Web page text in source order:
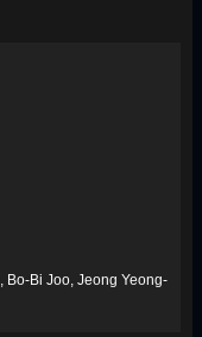
Bo-Bi Joo Jeong Yeong-